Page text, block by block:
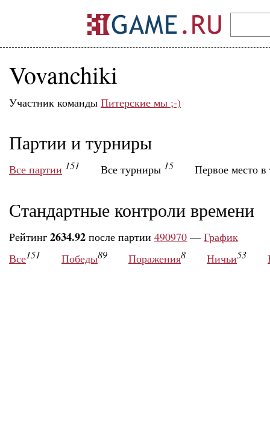
Vovanchiki
Участник команды Питерские мы ;-)
Партии и турниры
Все партии 151 Все турниры 15 Первое место
Стандартные контроли времени
Рейтинг 2634.92 после партии 490970 — График
Все151 Победы89 Поражения8 Ничьи53